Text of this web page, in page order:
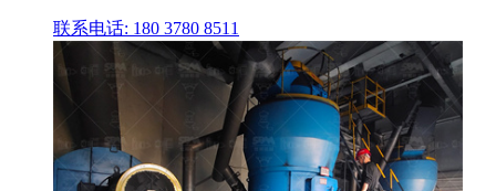
联系电话: 180 3780 8511